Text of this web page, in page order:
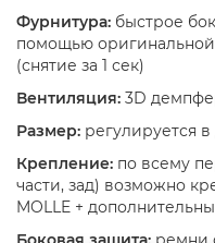
Фурнитура: быстрое
помощью
(снятие за 1 сек)
Вентиляция: 3D
Размер: регулируется
Крепление: по всему
части, зад) возможно
MOLLE +